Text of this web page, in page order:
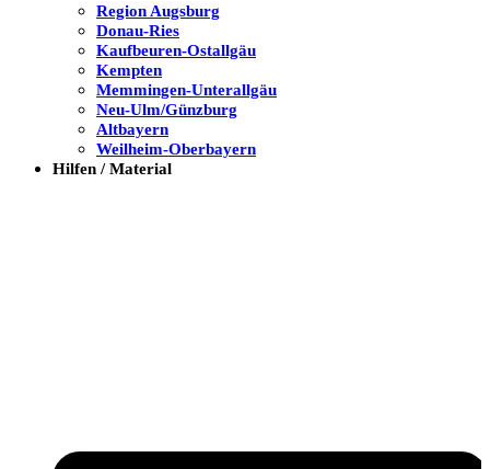
Region Augsburg
Donau-Ries
Kaufbeuren-Ostallgäu
Kempten
Memmingen-Unterallgäu
Neu-Ulm/Günzburg
Altbayern
Weilheim-Oberbayern
Hilfen / Material